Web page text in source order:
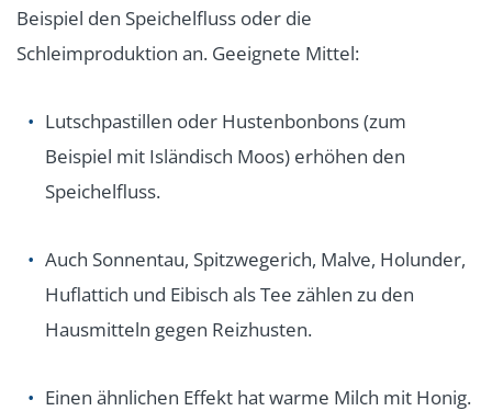
Beispiel den Speichelfluss oder die
Schleimproduktion an. Geeignete Mittel:
Lutschpastillen oder Hustenbonbons (zum
Beispiel mit Isländisch Moos) erhöhen den
Speichelfluss.
Auch Sonnentau, Spitzwegerich, Malve, Holunder,
Huflattich und Eibisch als Tee zählen zu den
Hausmitteln gegen Reizhusten.
Einen ähnlichen Effekt hat warme Milch mit Honig.